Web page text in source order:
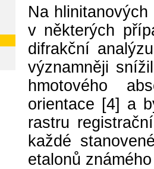
Na
v některých
difrakční
významněji
hmotového
orientace [4] a
rastru
každé
etalonů